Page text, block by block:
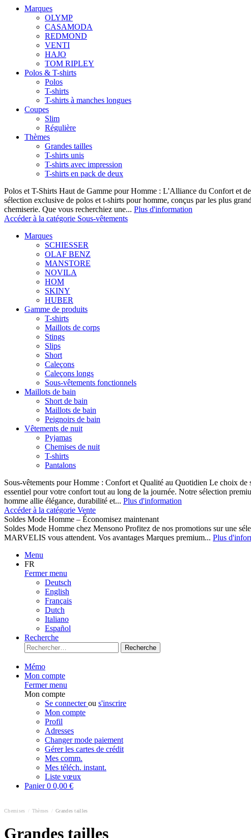
Marques
OLYMP
CASAMODA
REDMOND
VENTI
HAJO
TOM RIPLEY
Polos & T-shirts
Polos
T-shirts
T-shirts à manches longues
Coupes
Slim
Régulière
Thèmes
Grandes tailles
T-shirts unis
T-shirts avec impression
T-shirts en pack de deux
Polos et T-Shirts Haut de Gamme pour Homme : L'Alliance du Confort et
sélection exclusive de polos et t-shirts pour homme, conçus par les plus
chemiserie. Que vous recherchiez une... Plus d'information
Accéder à la catégorie Sous-vêtements
Marques
SCHIESSER
OLAF BENZ
MANSTORE
NOVILA
HOM
SKINY
HUBER
Gamme de produits
T-shirts
Maillots de corps
Stings
Slips
Short
Caleçons
Caleçons longs
Sous-vêtements fonctionnels
Maillots de bain
Short de bain
Maillots de bain
Peignoirs de bain
Vêtements de nuit
Pyjamas
Chemises de nuit
T-shirts
Pantalons
Sous-vêtements pour Homme : Confort et Qualité au Quotidien Le choix de
essentiel pour votre confort tout au long de la journée. Notre sélection
homme allie élégance, durabilité et... Plus d'information
Accéder à la catégorie Vente
Soldes Mode Homme – Économisez maintenant
Soldes Mode Homme chez Mensono Profitez de nos promotions sur une
MARVELIS vous attendent. Vos avantages Marques premium... Plus
Menu
FR
Fermer menu
Deutsch
English
Français
Dutch
Italiano
Español
Recherche
Recherche
Mémo
Mon compte
Fermer menu
Mon compte
Se connecterou s'inscrire
Mon compte
Profil
Adresses
Changer mode paiement
Gérer les cartes de crédit
Mes comm.
Mes téléch. instant.
Liste vœux
Panier0 0,00 €
Chemises Thèmes Grandes tailles
Grandes tailles